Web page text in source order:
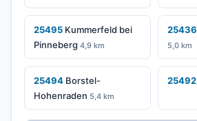
25495 Kummerfeld bei
Pinneberg 4,9 km
25436
5,0 km
25494 Borstel-
Hohenraden 5,4 km
25492